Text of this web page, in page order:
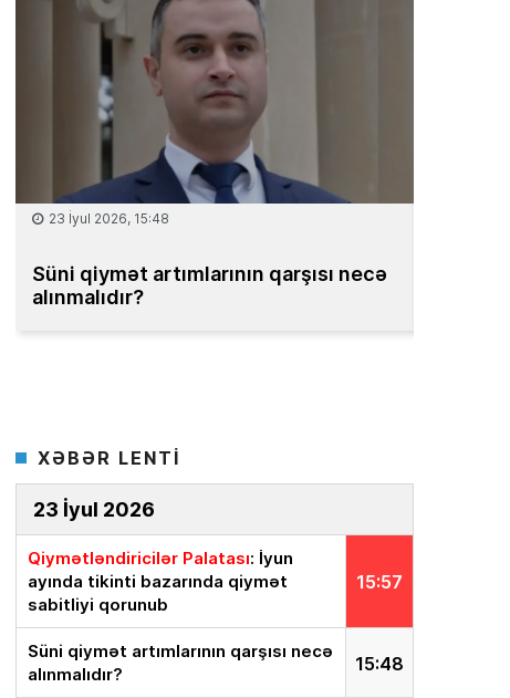
15 İyul 2026, 13:59
Müəssisələrin qiymətləndirilməsi
üzrə Milli Reyestr yaradılsın
XƏBƏR LENTİ
23 İyul 2026
15:57
Qiymətləndiricilər Palatası: İyun
ayında tikinti bazarında qiymət
sabitliyi qorunub
15:48
Süni qiymət artımlarının qarşısı necə
alınmalıdır?